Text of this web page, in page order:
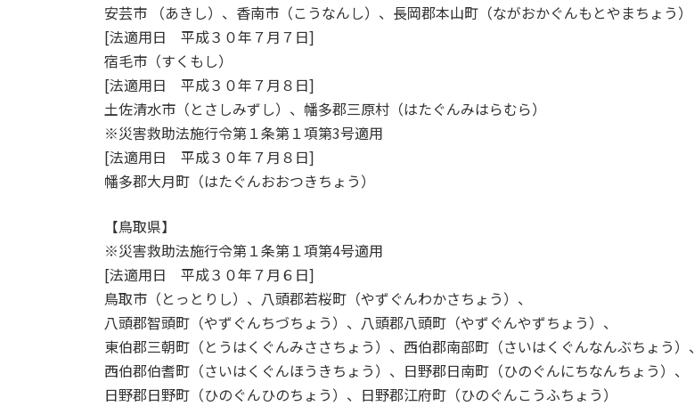
安芸市 （あきし）、香南市（こうなんし）、長岡郡本山町（ながおかぐんもとやまちょう）
[法適用日 平成３０年７月７日]
宿毛市（すくもし）
[法適用日 平成３０年７月８日]
土佐清水市（とさしみずし）、幡多郡三原村（はたぐんみはらむら）
※災害救助法施行令第１条第１項第3号適用
[法適用日 平成３０年７月８日]
幡多郡大月町（はたぐんおおつきちょう）
【鳥取県】
※災害救助法施行令第１条第１項第4号適用
[法適用日 平成３０年７月６日]
鳥取市（とっとりし）、八頭郡若桜町（やずぐんわかさちょう）、
八頭郡智頭町（やずぐんちづちょう）、八頭郡八頭町（やずぐんやずちょう）、
東伯郡三朝町（とうはくぐんみささちょう）、西伯郡南部町（さいはくぐんなんぶちょう）、
西伯郡伯耆町（さいはくぐんほうきちょう）、日野郡日南町（ひのぐんにちなんちょう）、
日野郡日野町（ひのぐんひのちょう）、日野郡江府町（ひのぐんこうふちょう）